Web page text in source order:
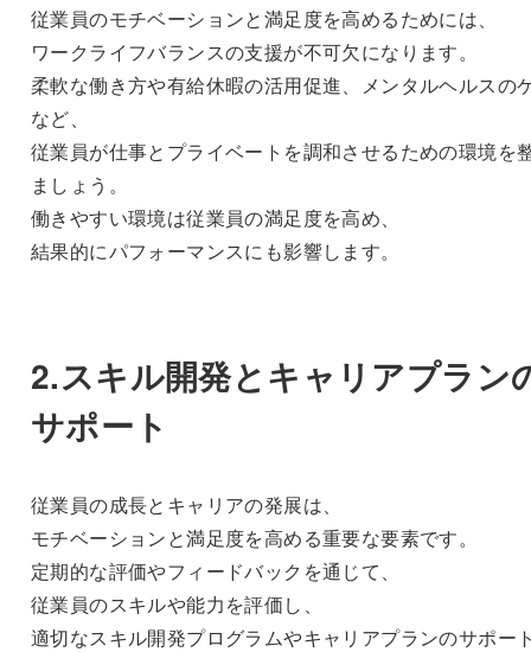
従業員のモチベーションと満足度を高めるためには、
ワークライフバランスの支援が不可欠になります。
柔軟な働き方や有給休暇の活用促進、メンタルヘルスの
など、
従業員が仕事とプライベートを調和させるための環境を
ましょう。
働きやすい環境は従業員の満足度を高め、
結果的にパフォーマンスにも影響します。
2.スキル開発とキャリアプラン
サポート
従業員の成長とキャリアの発展は、
モチベーションと満足度を高める重要な要素です。
定期的な評価やフィードバックを通じて、
従業員のスキルや能力を評価し、
適切なスキル開発プログラムやキャリアプランのサポー